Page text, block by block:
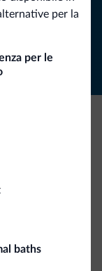
per la
per le
baths
firmata